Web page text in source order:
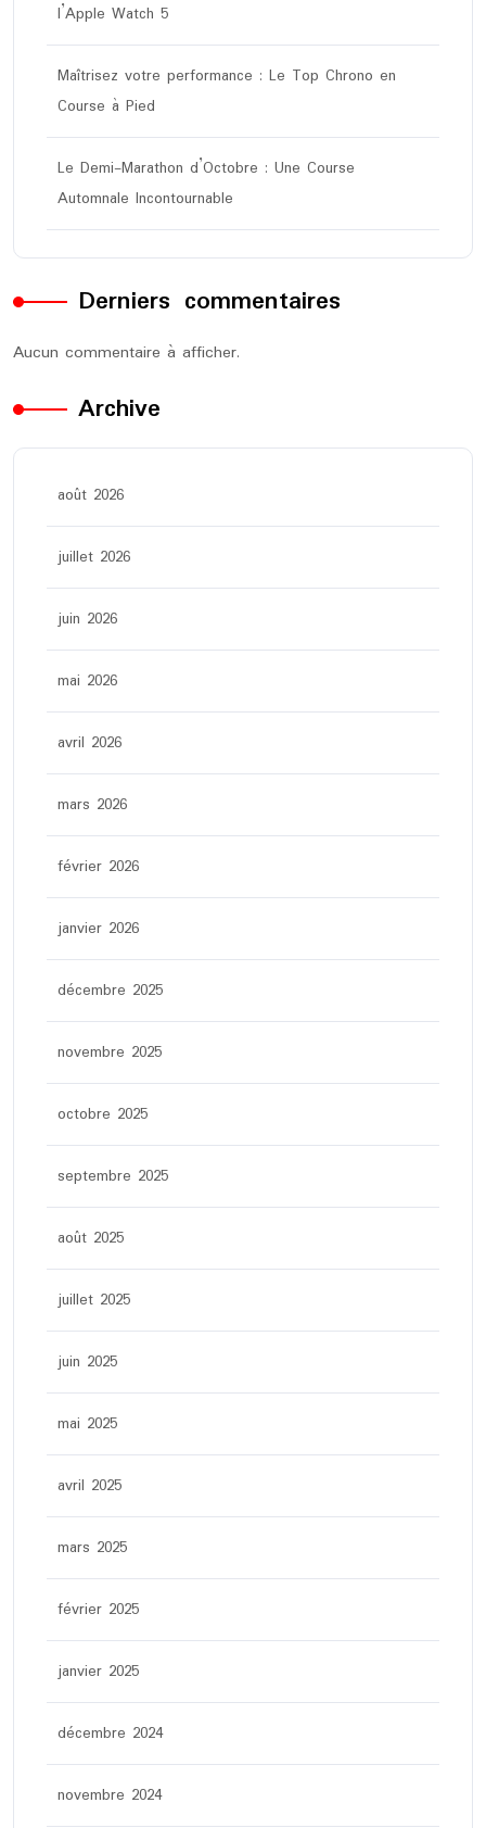
l’Apple Watch 5
Maîtrisez votre performance : Le Top Chrono en
Course à Pied
Le Demi-Marathon d’Octobre : Une Course
Automnale Incontournable
Derniers commentaires
Aucun commentaire à afficher.
Archive
août 2026
juillet 2026
juin 2026
mai 2026
avril 2026
mars 2026
février 2026
janvier 2026
décembre 2025
novembre 2025
octobre 2025
septembre 2025
août 2025
juillet 2025
juin 2025
mai 2025
avril 2025
mars 2025
février 2025
janvier 2025
décembre 2024
novembre 2024